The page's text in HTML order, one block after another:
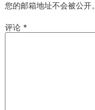
您的邮箱地址不会被公开。
评论 *